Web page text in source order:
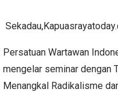
Persatuan Wartawan
mengelar seminar dengan
Menangkal Radikalisme